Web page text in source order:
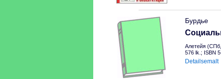
Бурдье
Алетейя
576 lk.; ISBN
Detailsemalt